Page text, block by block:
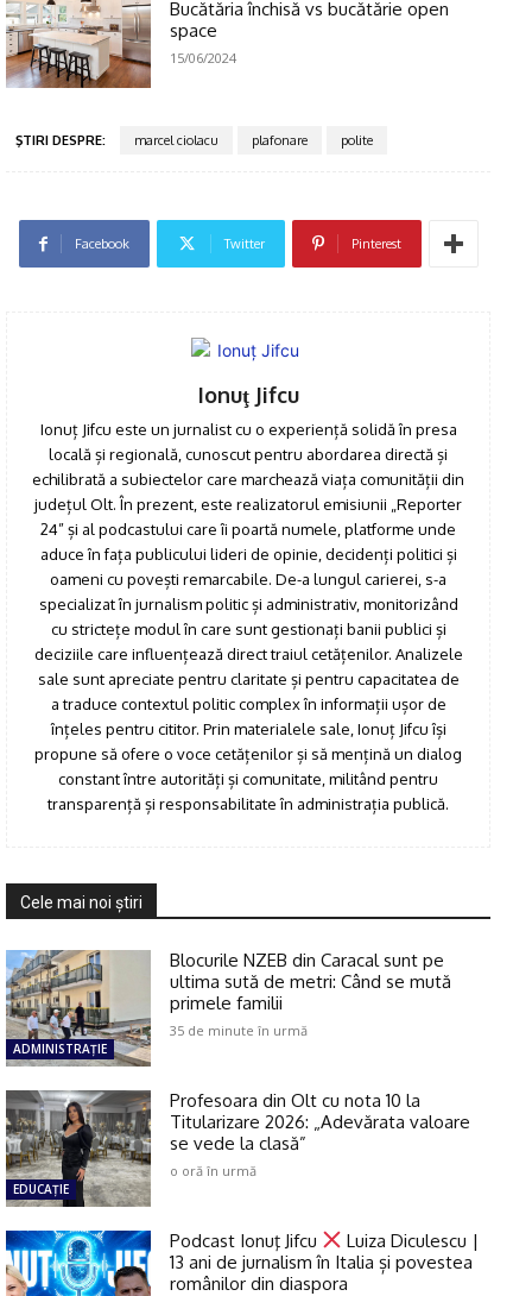
Bucătăria închisă vs bucătărie open
space
15/06/2024
ŞTIRI DESPRE: marcel ciolacu plafonare polite
Facebook Twitter Pinterest
Ionuţ Jifcu
Ionuț Jifcu este un jurnalist cu o experiență solidă în presa
locală și regională, cunoscut pentru abordarea directă și
echilibrată a subiectelor care marchează viața comunității din
județul Olt. În prezent, este realizatorul emisiunii „Reporter
24” și al podcastului care îi poartă numele, platforme unde
aduce în fața publicului lideri de opinie, decidenți politici și
oameni cu povești remarcabile. De-a lungul carierei, s-a
specializat în jurnalism politic și administrativ, monitorizând
cu strictețe modul în care sunt gestionați banii publici și
deciziile care influențează direct traiul cetățenilor. Analizele
sale sunt apreciate pentru claritate și pentru capacitatea de
a traduce contextul politic complex în informații ușor de
înțeles pentru cititor. Prin materialele sale, Ionuț Jifcu își
propune să ofere o voce cetățenilor și să mențină un dialog
constant între autorități și comunitate, militând pentru
transparență și responsabilitate în administrația publică.
Cele mai noi ştiri
ADMINISTRAŢIE
Blocurile NZEB din Caracal sunt pe
ultima sută de metri: Când se mută
primele familii
35 de minute în urmă
EDUCAŢIE
Profesoara din Olt cu nota 10 la
Titularizare 2026: „Adevărata valoare
se vede la clasă”
o oră în urmă
Podcast Ionuţ Jifcu
Luiza Diculescu |
13 ani de jurnalism în Italia și povestea
românilor din diaspora